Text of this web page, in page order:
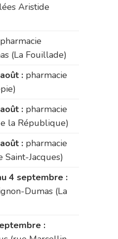
Aristide
pharmacie
(La Fouillade)
: pharmacie
: pharmacie
la République)
: pharmacie
Saint-Jacques)
4 septembre :
Dumas (La
: